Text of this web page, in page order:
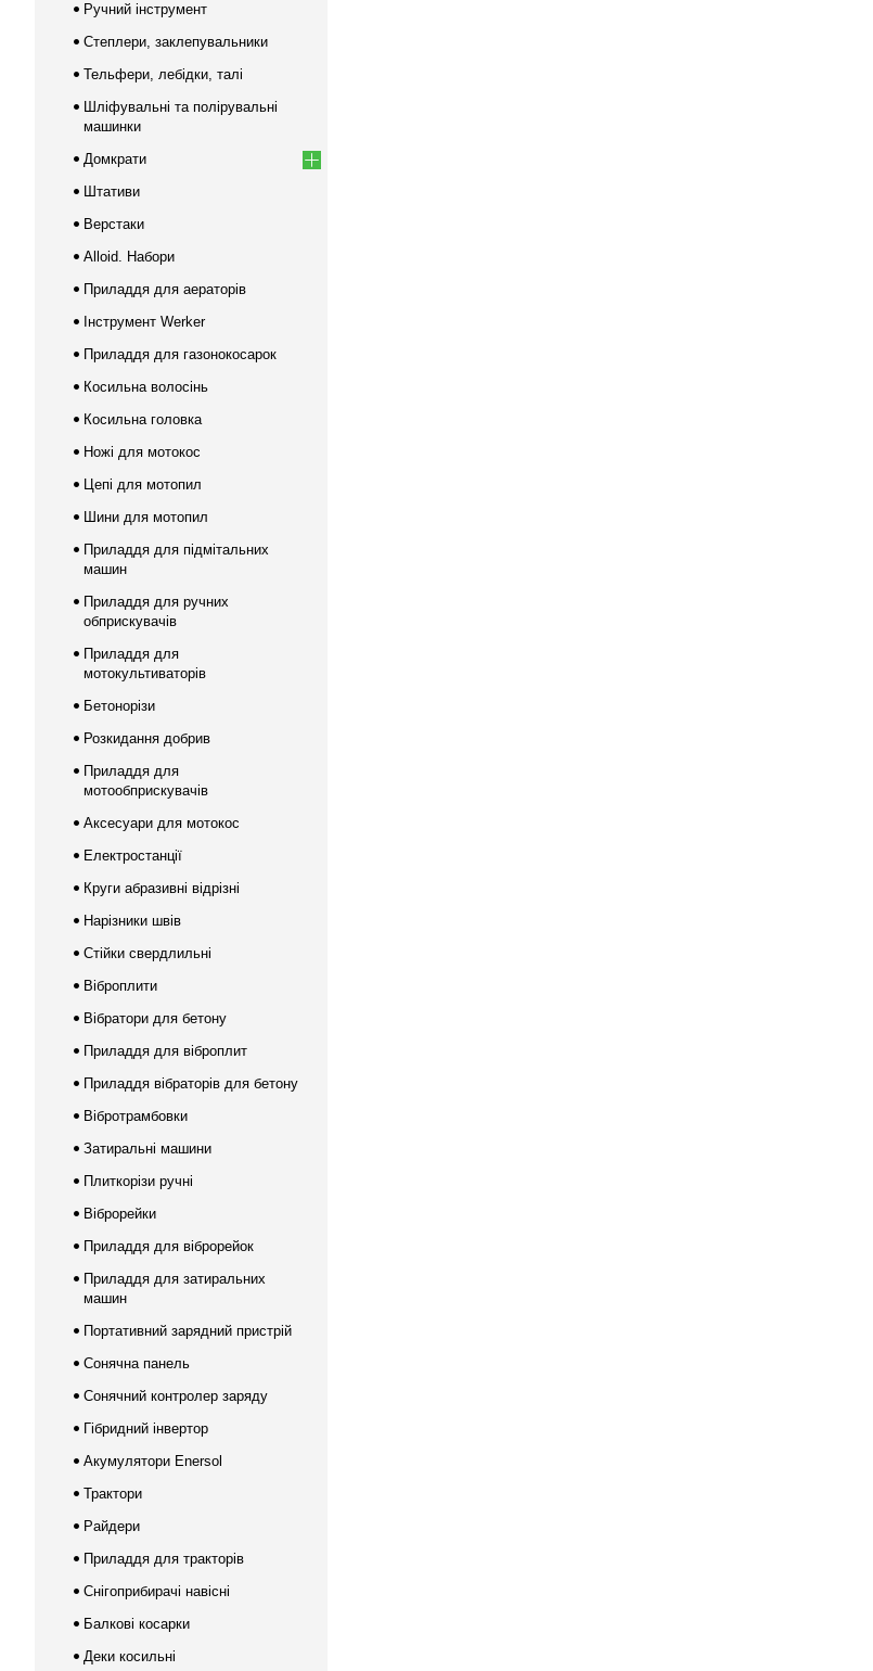
Ручний інструмент
Степлери, заклепувальники
Тельфери, лебідки, талі
Шліфувальні та полірувальні
машинки
Домкрати
Штативи
Верстаки
Alloid. Набори
Приладдя для аераторів
Інструмент Werker
Приладдя для газонокосарок
Косильна волосінь
Косильна головка
Ножі для мотокос
Цепі для мотопил
Шини для мотопил
Приладдя для підмітальних
машин
Приладдя для ручних
обприскувачів
Приладдя для
мотокультиваторів
Бетонорізи
Розкидання добрив
Приладдя для
мотообприскувачів
Аксесуари для мотокос
Електростанції
Круги абразивні відрізні
Нарізники швів
Стійки свердлильні
Віброплити
Вібратори для бетону
Приладдя для віброплит
Приладдя вібраторів для бетону
Вібротрамбовки
Затиральні машини
Плиткорізи ручні
Віброрейки
Приладдя для віброрейок
Приладдя для затиральних
машин
Портативний зарядний пристрій
Сонячна панель
Сонячний контролер заряду
Гібридний інвертор
Акумулятори Enersol
Трактори
Райдери
Приладдя для тракторів
Снігоприбирачі навісні
Балкові косарки
Деки косильні